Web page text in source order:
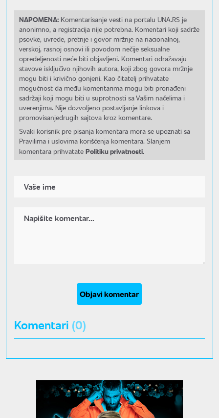
NAPOMENA: Komentarisanje vesti na portalu UNA.RS je
anonimno, a registracija nije potrebna. Komentari koji sadrže
psovke, uvrede, pretnje i govor mržnje na nacionalnoj,
verskoj, rasnoj osnovi ili povodom nečije seksualne
opredeljenosti neće biti objavljeni. Komentari odražavaju
stavove isključivo njihovih autora, koji zbog govora mržnje
mogu biti i krivično gonjeni. Kao čitatelj prihvatate
mogućnost da među komentarima mogu biti pronađeni
sadržaji koji mogu biti u suprotnosti sa Vašim načelima i
uverenjima. Nije dozvoljeno postavljanje linkova i
promovisanjedrugih sajtova kroz komentare.
Svaki korisnik pre pisanja komentara mora se upoznati sa
Pravilima i uslovima korišćenja komentara. Slanjem
komentara prihvatate Politiku privatnosti.
Objavi komentar
Komentari (0)